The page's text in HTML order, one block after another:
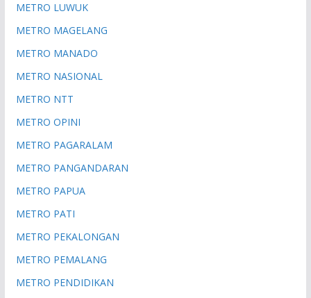
METRO LUWUK
METRO MAGELANG
METRO MANADO
METRO NASIONAL
METRO NTT
METRO OPINI
METRO PAGARALAM
METRO PANGANDARAN
METRO PAPUA
METRO PATI
METRO PEKALONGAN
METRO PEMALANG
METRO PENDIDIKAN